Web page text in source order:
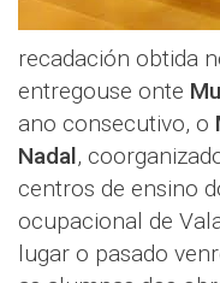
recadación obtida
entregouse onte
ano consecutivo, o
Nadal,
centros de ensino
ocupacional de
lugar o pasado